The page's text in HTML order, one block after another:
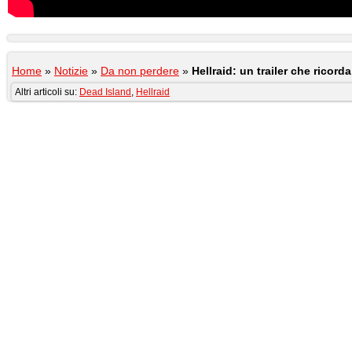
Home » Notizie » Da non perdere » Hellraid: un trailer che
Altri articoli su: Dead Island , Hellraid